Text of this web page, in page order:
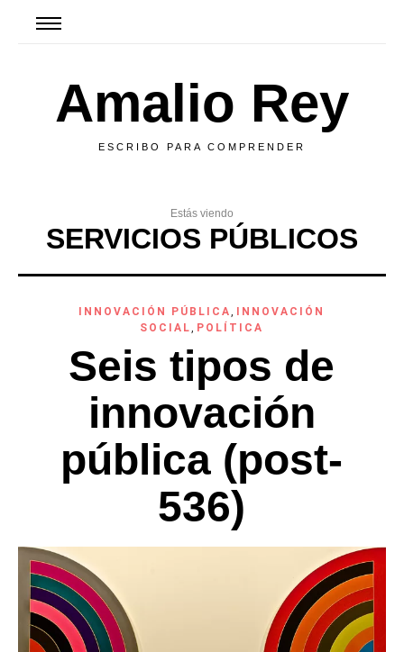
Amalio Rey
ESCRIBO PARA COMPRENDER
Estás viendo
SERVICIOS PÚBLICOS
INNOVACIÓN PÚBLICA,
INNOVACIÓN
SOCIAL, POLÍTICA
Seis tipos de
innovación
pública (post-
536)